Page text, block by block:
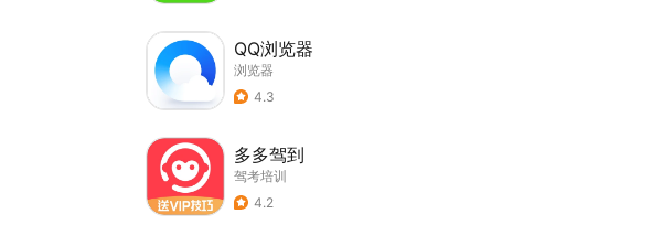
QQ浏览器
浏览器
4.3
多多驾到
驾考培训
4.2